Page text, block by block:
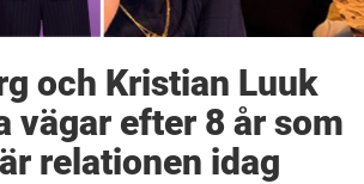
och Kristian Luuk
vägar efter 8 år som
relationen idag